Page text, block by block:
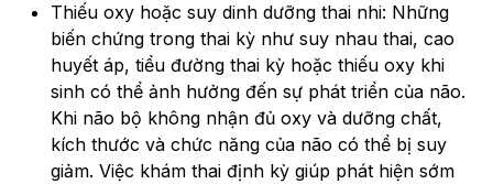
Thiếu oxy hoặc suy dinh dưỡng thai nhi: Những
biến chứng trong thai kỳ như suy nhau thai, cao
huyết áp, tiểu đường thai kỳ hoặc thiếu oxy khi
sinh có thể ảnh hưởng đến sự phát triển của não.
Khi não bộ không nhận đủ oxy và dưỡng chất,
kích thước và chức năng của não có thể bị suy
giảm. Việc khám thai định kỳ giúp phát hiện sớm